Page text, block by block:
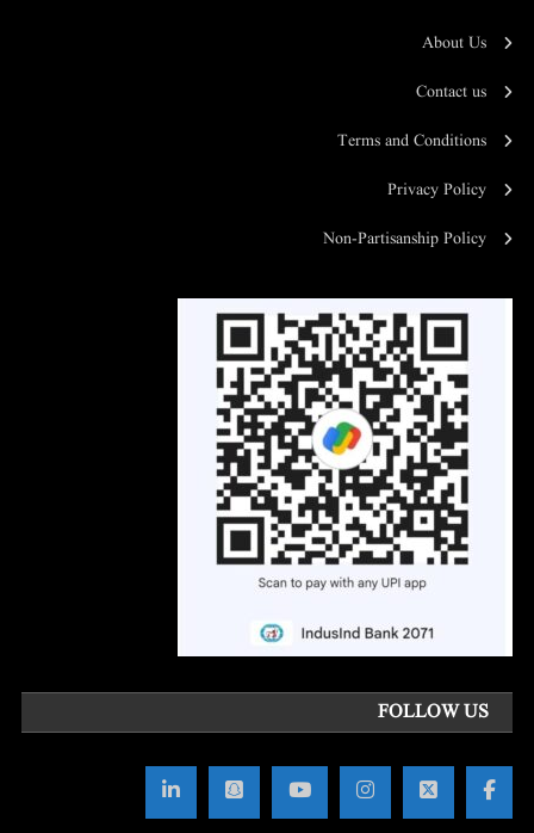
About Us
Contact us
Terms and Conditions
Privacy Policy
Non-Partisanship Policy
FOLLOW US